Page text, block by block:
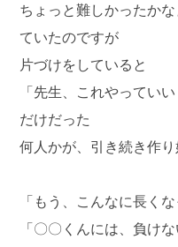
ちょっと難しかったか
ていたのですが
片づけをしていると
「先生、これやってい
だけだった
何人かが、引き続き作
「もう、こんなに長くな
「〇〇くんには、負けな